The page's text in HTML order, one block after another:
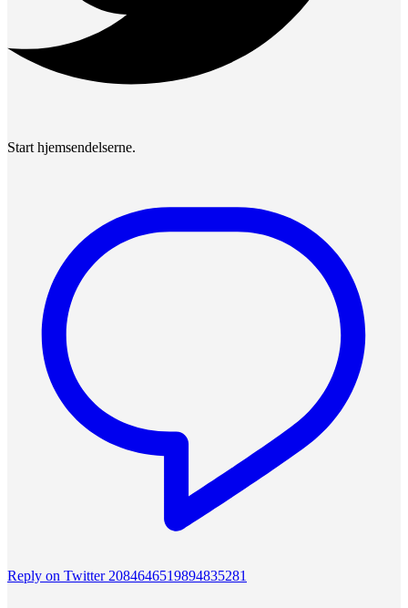
Start hjemsendelserne.
Reply on Twitter 2084646519894835281